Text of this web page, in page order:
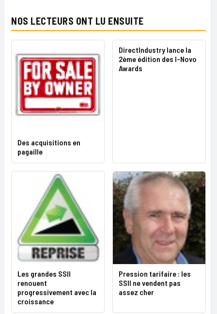
NOS LECTEURS ONT LU ENSUITE
Des acquisitions en
pagaille
DirectIndustry lance la
2ème édition des I-Novo
Awards
Les grandes SSII
renouent
progressivement avec la
croissance
Pression tarifaire : les
SSII ne vendent pas
assez cher